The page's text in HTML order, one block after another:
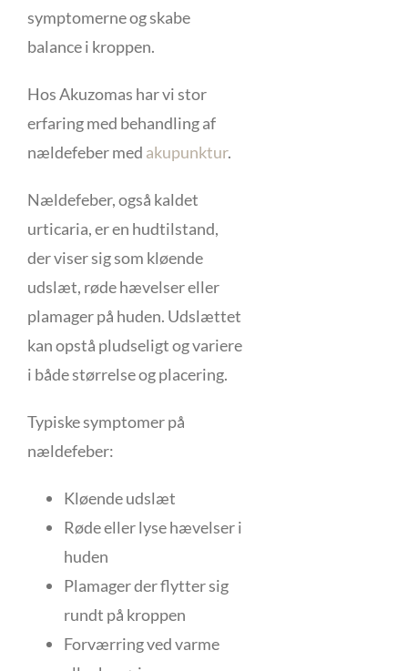
symptomerne og skabe
balance i kroppen.
Hos Akuzomas har vi stor
erfaring med behandling af
nældefeber med akupunktur.
Nældefeber, også kaldet
urticaria, er en hudtilstand,
der viser sig som kløende
udslæt, røde hævelser eller
plamager på huden. Udslættet
kan opstå pludseligt og variere
i både størrelse og placering.
Typiske symptomer på
nældefeber:
Kløende udslæt
Røde eller lyse hævelser i
huden
Plamager der flytter sig
rundt på kroppen
Forværring ved varme